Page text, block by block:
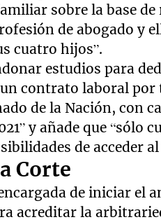
sobre la base
de abogado y
cuatro hijos”.
estudios para
contrato laboral por
de la Nación, con
y añade que “sólo
de acceder
Corte
de iniciar el
acreditar la